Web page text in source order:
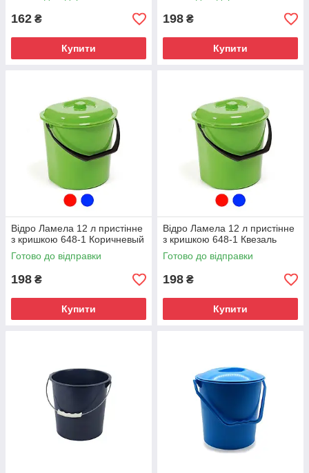
162 ₴
Купити
198 ₴
Купити
Відро Ламела 12 л пристінне
з кришкою 648-1 Коричневый
Готово до відправки
198 ₴
Купити
Відро Ламела 12 л пристінне
з кришкою 648-1 Квезаль
Готово до відправки
198 ₴
Купити